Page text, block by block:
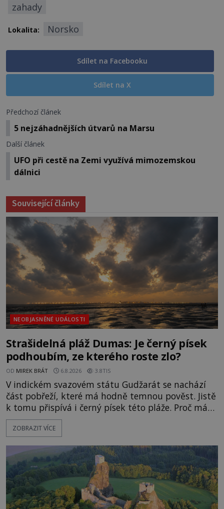
zahady
Lokalita: Norsko
Sdílet na Facebooku
Sdílet na X
Předchozí článek
5 nejzáhadnějších útvarů na Marsu
Další článek
UFO při cestě na Zemi využívá mimozemskou
dálnici
Související články
NEOBJASNĚNÉ UDÁLOSTI
Strašidelná pláž Dumas: Je černý písek
podhoubím, ze kterého roste zlo?
OD MIREK BRÁT 6.8.2026 3.8TIS
V indickém svazovém státu Gudžarát se nachází
část pobřeží, které má hodně temnou pověst. Jistě
k tomu přispívá i černý písek této pláže. Proč má
pláž takové netypické zbarvení? Nakolik jsou
pravdivé historky, že zde došlo k nevysvětlitelným
následovat. Vstupujeme na pláž Dumas ve městě
Surat. Gu
ZOBRAZIT VÍCE